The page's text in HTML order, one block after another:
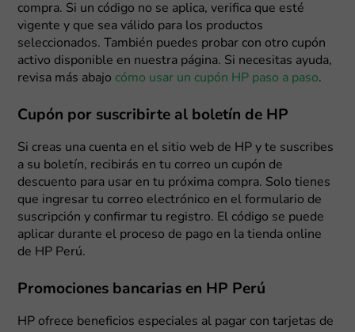
compra. Si un código no se aplica, verifica que esté
vigente y que sea válido para los productos
seleccionados. También puedes probar con otro cupón
activo disponible en nuestra página. Si necesitas ayuda,
revisa más abajo cómo usar un cupón HP paso a paso.
Cupón por suscribirte al boletín de HP
Si creas una cuenta en el sitio web de HP y te suscribes
a su boletín, recibirás en tu correo un cupón de
descuento para usar en tu próxima compra. Solo tienes
que ingresar tu correo electrónico en el formulario de
suscripción y confirmar tu registro. El código se puede
aplicar durante el proceso de pago en la tienda online
de HP Perú.
Promociones bancarias en HP Perú
HP ofrece beneficios especiales al pagar con tarjetas de